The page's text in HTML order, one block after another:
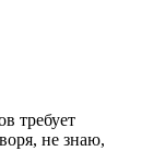
требует
не знаю,